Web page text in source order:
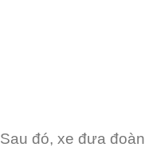
Sau đó, xe đưa